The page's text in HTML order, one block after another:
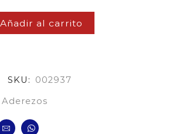
Añadir al carrito
SKU:
002937
Aderezos